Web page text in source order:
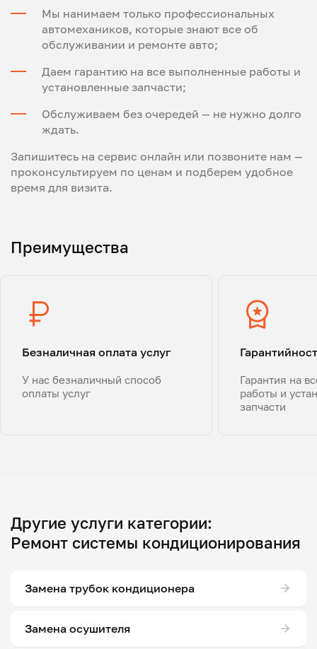
Мы нанимаем только профессиональных
автомехаников, которые знают все об
обслуживании и ремонте авто;
Даем гарантию на все выполненные работы и
установленные запчасти;
Обслуживаем без очередей — не нужно долго
ждать.
Запишитесь на сервис онлайн или позвоните нам —
проконсультируем по ценам и подберем удобное
время для визита.
Преимущества
Безналичная оплата услуг
У нас безналичный способ
оплаты услуг
Гарантия на
работы и
запчасти
Другие услуги категории:
Ремонт системы кондиционирования
Замена трубок кондиционера
Замена осушителя